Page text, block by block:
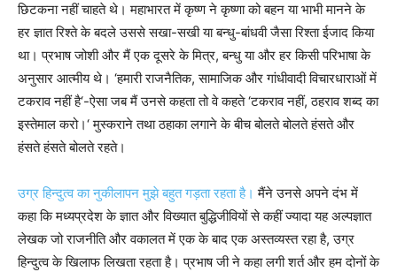
छिटकना नहीं चाहते थे। महाभारत में कृष्ण ने कृष्णा को बहन या भाभी मानने के
हर ज्ञात रिश्ते के बदले उससे सखा-सखी या बन्धु-बांधवी जैसा रिश्ता ईजाद किया
था। प्रभाष जोशी और मैं एक दूसरे के मित्र, बन्धु या और हर किसी परिभाषा के
अनुसार आत्मीय थे। ‘हमारी राजनैतिक, सामाजिक और गांधीवादी विचारधाराओं में
टकराव नहीं है‘-ऐसा जब मैं उनसे कहता तो वे कहते ‘टकराव नहीं, ठहराव शब्द का
इस्तेमाल करो।‘ मुस्कराने तथा ठहाका लगाने के बीच बोलते बोलते हंसते और
हंसते हंसते बोलते रहते।
उग्र हिन्दुत्व का नुकीलापन मुझे बहुत गड़ता रहता है। मैंने उनसे अपने दंभ में
कहा कि मध्यप्रदेश के ज्ञात और विख्यात बुद्धिजीवियों से कहीं ज्यादा यह अल्पज्ञात
लेखक जो राजनीति और वकालत में एक के बाद एक अस्तव्यस्त रहा है, उग्र
हिन्दुत्व के खिलाफ लिखता रहता है। प्रभाष जी ने कहा लगी शर्त और हम दोनों के